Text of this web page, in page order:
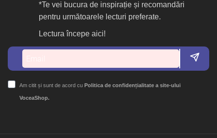
*Te vei bucura de inspirație și recomandări
pentru următoarele lecturi preferate.
Lectura începe aici!
Am citit și sunt de acord cu Politica de confidențialitate a site-ului
VoceaShop.